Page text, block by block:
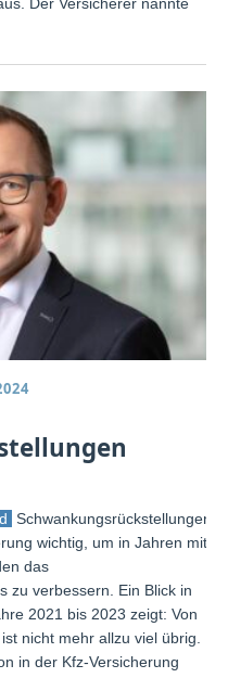
Schwankungsrückstellungen
wichtig, um in Jahren mit
das
zu verbessern. Ein Blick in
2021 bis 2023 zeigt: Von
nicht mehr allzu viel übrig.
in der Kfz-Versicherung